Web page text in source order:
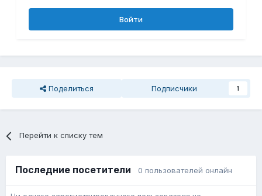
Войти
Поделиться Подписчики 1
Перейти к списку тем
Последние посетители 0 пользователей онлайн